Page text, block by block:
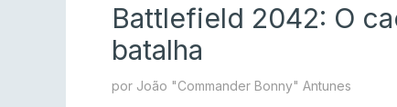
Battlefield 2042: O
batalha
por João "Commander Bonny" Antunes